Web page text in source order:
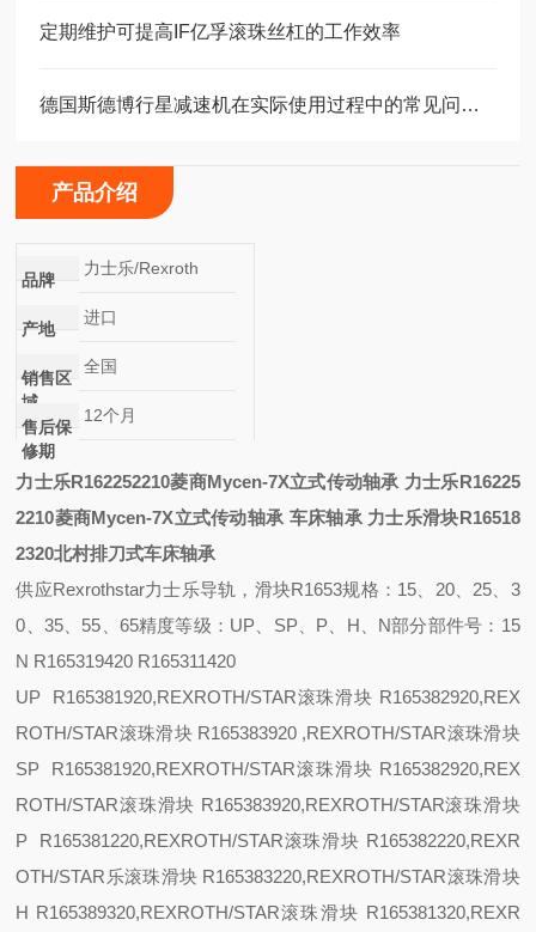
定期维护可提高IF亿孚滚珠丝杠的工作效率
德国斯德博行星减速机在实际使用过程中的常见问题相应解决方法分享
产品介绍
品牌
力士乐/Rexroth
产地
进口
销售区
域
全国
售后保
修期
12个月
力士乐R162252210菱商Mycen-7X立式传动轴承 力士乐R16225
2210菱商Mycen-7X立式传动轴承 车床轴承 力士乐滑块R16518
2320北村排刀式车床轴承
供应Rexrothstar力士乐导轨，滑块R1653规格： 15、20、25、3
0、35、55、65精度等级： UP、SP、P、H、N部分部件号： 15
N R165319420 R165311420
UP R165381920,REXROTH/STAR滚珠滑块 R165382920,REX
ROTH/STAR滚珠滑块 R165383920 ,REXROTH/STAR滚珠滑块
SP R165381920,REXROTH/STAR滚珠滑块 R165382920,REX
ROTH/STAR滚珠滑块 R165383920,REXROTH/STAR滚珠滑块
P R165381220,REXROTH/STAR滚珠滑块 R165382220,REXR
OTH/STAR乐滚珠滑块 R165383220,REXROTH/STAR滚珠滑块
H R165389320,REXROTH/STAR滚珠滑块 R165381320,REXR